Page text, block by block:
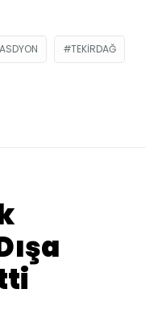
TEKIRDAĞ